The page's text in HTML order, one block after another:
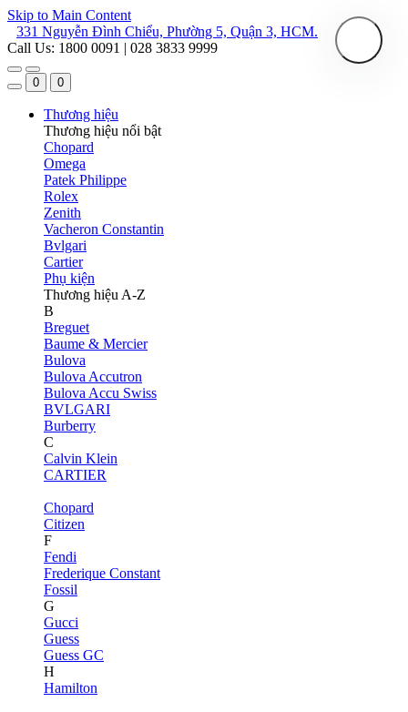
Skip to Main Content
331 Nguyễn Đình Chiểu, Phường 5, Quận 3, HCM.
Call Us: 1800 0091 | 028 3833 9999
0 0
Thương hiệu
Thương hiệu nổi bật
Chopard
Omega
Patek Philippe
Rolex
Zenith
Vacheron Constantin
Bvlgari
Cartier
Phụ kiện
Thương hiệu A-Z
B
Breguet
Baume & Mercier
Bulova
Bulova Accutron
Bulova Accu Swiss
BVLGARI
Burberry
C
Calvin Klein
CARTIER
Chopard
Citizen
F
Fendi
Frederique Constant
Fossil
G
Gucci
Guess
Guess GC
H
Hamilton